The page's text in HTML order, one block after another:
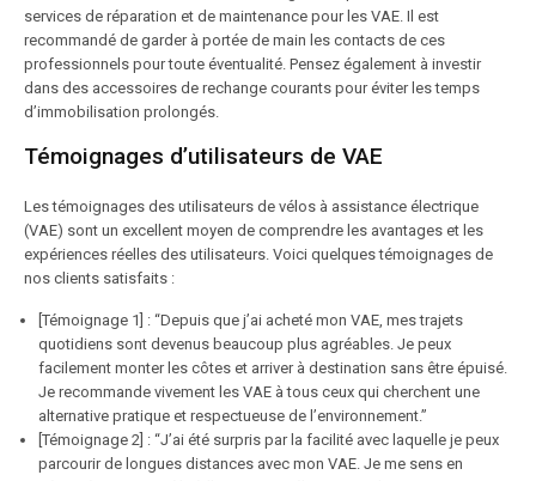
services de réparation et de maintenance pour les VAE. Il est
recommandé de garder à portée de main les contacts de ces
professionnels pour toute éventualité. Pensez également à investir
dans des accessoires de rechange courants pour éviter les temps
d’immobilisation prolongés.
Témoignages d’utilisateurs de VAE
Les témoignages des utilisateurs de vélos à assistance électrique
(VAE) sont un excellent moyen de comprendre les avantages et les
expériences réelles des utilisateurs. Voici quelques témoignages de
nos clients satisfaits :
[Témoignage 1] : “Depuis que j’ai acheté mon VAE, mes trajets
quotidiens sont devenus beaucoup plus agréables. Je peux
facilement monter les côtes et arriver à destination sans être épuisé.
Je recommande vivement les VAE à tous ceux qui cherchent une
alternative pratique et respectueuse de l’environnement.”
[Témoignage 2] : “J’ai été surpris par la facilité avec laquelle je peux
parcourir de longues distances avec mon VAE. Je me sens en